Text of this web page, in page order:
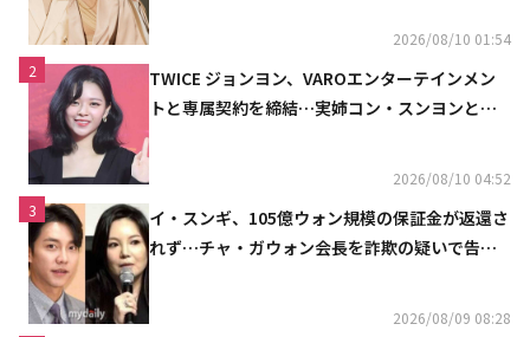
2026/08/10 01:54
2
TWICE ジョンヨン、VAROエンターテインメン
トと専属契約を締結…実姉コン・スンヨンと同
2026/08/10 04:52
3
イ・スンギ、105億ウォン規模の保証金が返還さ
れず…チャ・ガウォン会長を詐欺の疑いで告訴
2026/08/09 08:28